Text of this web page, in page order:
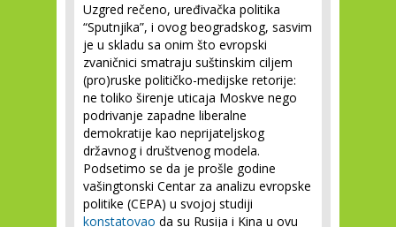
Uzgred rečeno, uređivačka politika
“Sputnjika”, i ovog beogradskog, sasvim
je u skladu sa onim što evropski
zvaničnici smatraju suštinskim ciljem
(pro)ruske političko-medijske retorije:
ne toliko širenje uticaja Moskve nego
podrivanje zapadne liberalne
demokratije kao neprijateljskog
državnog i društvenog modela.
Podsetimo se da je prošle godine
vašingtonski Centar za analizu evropske
politike (CEPA) u svojoj studiji
konstatovao da su Rusija i Kina u ovu